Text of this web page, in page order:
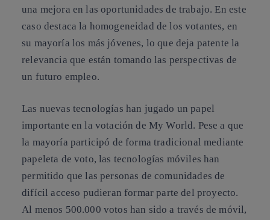
una mejora en las oportunidades de trabajo. En este
caso destaca la homogeneidad de los votantes, en
su mayoría los más jóvenes, lo que deja patente la
relevancia que están tomando las perspectivas de
un futuro empleo.
Las nuevas tecnologías han jugado un papel
importante en la votación de My World. Pese a que
la mayoría participó de forma tradicional mediante
papeleta de voto, las tecnologías móviles han
permitido que las personas de comunidades de
difícil acceso pudieran formar parte del proyecto.
Al menos 500.000 votos han sido a través de móvil,